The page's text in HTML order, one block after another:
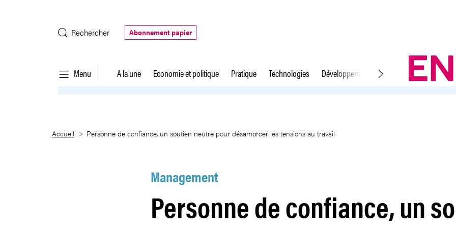
Rechercher
Abonnement papier
Menu A la une Economie et politique Pratique Technologies Développement durable Droit du travail
Personne de confiance, un soutien neutre pour désamorcer les
Accueil Personne de confiance, un soutien neutre pour désamorcer les tensions au travail
Management
Personne de confiance, un